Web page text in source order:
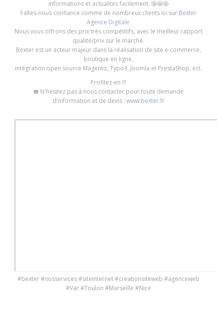
informations et actualités facilement. 🤩🤩🤩
Faîtes-nous confiance comme de nombreux clients ici sur Bexter
Agence Digitale.
Nous vous offrons des prix très compétitifs, avec le meilleur rapport
qualité/prix sur le marché.
Bexter est un acteur majeur dans la réalisation de site e-commerce,
boutique en ligne,
intégration open source Magento, Typo3, Joomla et PrestaShop, ect.
Profitez-en !!!
☎️ N'hésitez pas à nous contacter pour toute demande
d'information et de devis : www.bexter.fr
#bexter #nosservices #siteinternet #creationsiteweb #agenceweb
#Var #Toulon #Marseille #Nice